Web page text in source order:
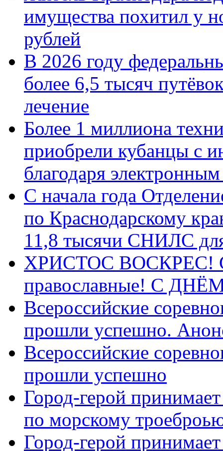
имущества похитил у
рублей
В 2026 году
более 6,5 тысяч
лечение
Более 1 миллиона
приобрели кубанцы с
благодаря
С начала года
по Краснодарскому
11,8 тысячи СНИЛС
ХРИСТОС ВОСКРЕС! С
православные! C
Всероссийские
прошли успешно.
Всероссийские
прошли успешно
Город-герой
по морскому
Город-герой